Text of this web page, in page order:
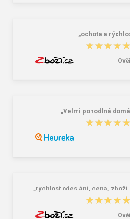
„ochota a
★★★★★
★★★★★
„Velmi pohodlná
★★★★★
★★★★★
„rychlost odeslání, cena, zboží
★★★★★
★★★★★